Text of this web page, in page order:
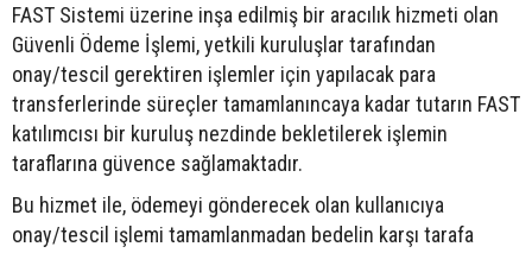
FAST Sistemi üzerine inşa edilmiş bir aracılık hizmeti olan
Güvenli Ödeme İşlemi, yetkili kuruluşlar tarafından
onay/tescil gerektiren işlemler için yapılacak para
transferlerinde süreçler tamamlanıncaya kadar tutarın FAST
katılımcısı bir kuruluş nezdinde bekletilerek işlemin
taraflarına güvence sağlamaktadır.
Bu hizmet ile, ödemeyi gönderecek olan kullanıcıya
onay/tescil işlemi tamamlanmadan bedelin karşı tarafa